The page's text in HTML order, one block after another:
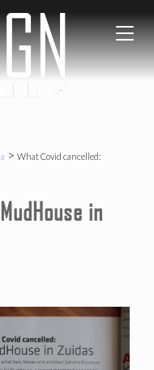
SA
Gezond
en
Circulair
T
o
g
> What Covid cancelled:
in